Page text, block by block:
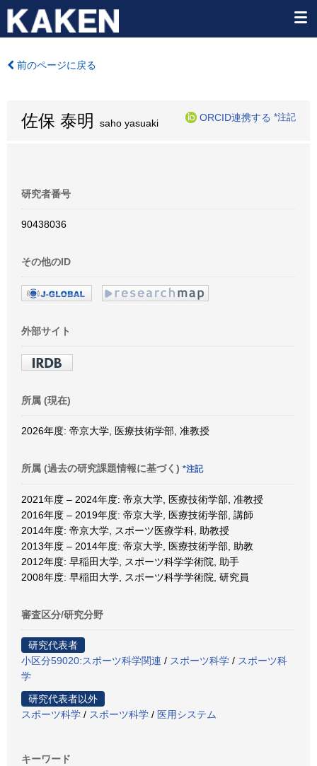
前のページに戻る
佐保 泰明 saho yasuaki
ORCID連携する *注記
研究者番号
90438036
その他のID
外部サイト
所属 (現在)
2026年度: 帝京大学, 医療技術学部, 准教授
所属 (過去の研究課題情報に基づく) *注記
2021年度 – 2024年度: 帝京大学, 医療技術学部, 准教授
2016年度 – 2019年度: 帝京大学, 医療技術学部, 講師
2014年度: 帝京大学, スポーツ医療学科, 助教授
2013年度 – 2014年度: 帝京大学, 医療技術学部, 助教
2012年度: 早稲田大学, スポーツ科学学術院, 助手
2008年度: 早稲田大学, スポーツ科学学術院, 研究員
審査区分/研究分野
研究代表者
小区分59020:スポーツ科学関連 / スポーツ科学 / スポーツ科
学
研究代表者以外
スポーツ科学 / スポーツ科学 / 医用システム
キーワード